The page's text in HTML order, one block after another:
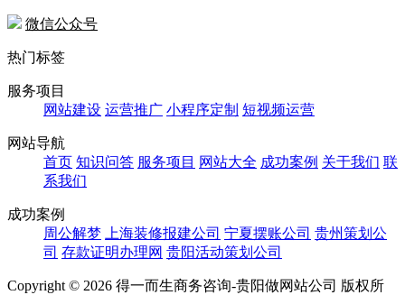
微信公众号
热门标签
服务项目
网站建设 运营推广 小程序定制 短视频运营
网站导航
首页 知识问答 服务项目 网站大全 成功案例 关于我们 联
系我们
成功案例
周公解梦
上海装修报建公司 宁夏摆账公司 贵州策划公
司 存款证明办理网 贵阳活动策划公司
Copyright © 2026 得一而生商务咨询-贵阳做网站公司 版权所